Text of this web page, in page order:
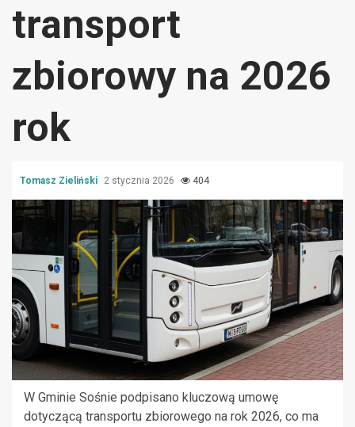
transport
zbiorowy na 2026
rok
Tomasz Zieliński 2 stycznia 2026 404
W Gminie Sośnie podpisano kluczową umowę
dotyczącą transportu zbiorowego na rok 2026, co ma